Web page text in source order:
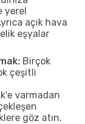
yerel
açık hava
eşyalar
Birçok
çeşitli
varmadan
göz atın.